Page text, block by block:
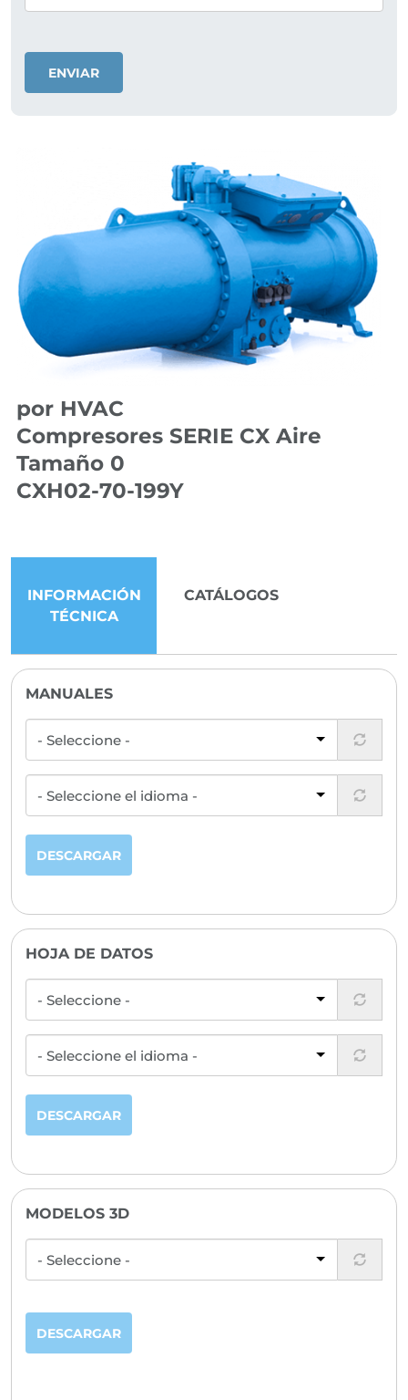
por HVAC
Compresores SERIE CX Aire
Tamaño 0
CXH02-70-199Y
INFORMACIÓN
TÉCNICA
CATÁLOGOS
MANUALES
DESCARGAR
HOJA DE DATOS
DESCARGAR
MODELOS 3D
DESCARGAR
ENVIAR